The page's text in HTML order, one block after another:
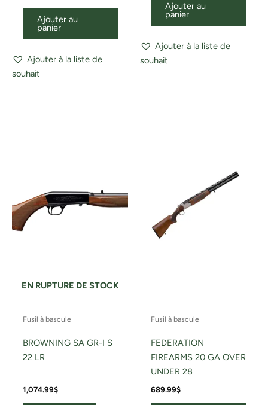
Ajouter au
panier
Ajouter à la liste de
souhait
Ajouter au
panier
Ajouter à la liste de
souhait
EN RUPTURE DE STOCK
Fusil à bascule
BROWNING SA GR-I S
22 LR
1,074.99$
Fusil à bascule
FEDERATION
FIREARMS 20 GA OVER
UNDER 28
689.99$